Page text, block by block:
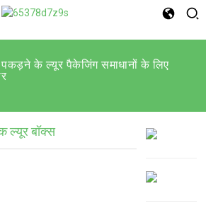
के ल्यूर पैकेजिंग समाधानों के लिए
ल्यूर बॉक्स